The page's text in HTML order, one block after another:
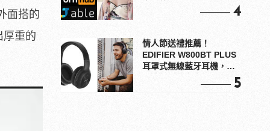
面搭的
厚重的
4
情人節送禮推薦！
EDIFIER W800BT PLUS
耳罩式無線藍牙耳機，在
5